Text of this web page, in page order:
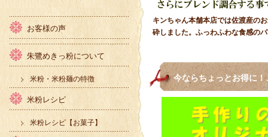
キンちゃん本舗本店では佐渡産の
砕しました。ふっわふわな食感の
今ならちょっとお得に
お客様の声
朱鷺めきっ粉について
米粉・米粉麺の特徴
米粉レシピ
米粉レシピ【お菓子】